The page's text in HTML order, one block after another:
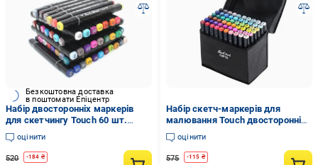
Безкоштовна доставка
в поштомати Епіцентр
Набір двосторонніх маркерів
для скетчингу Touch 60 шт.
(10133)
оцінити
520 -184 ₴
Набір скетч-маркерів для
малювання Touch двосторонні
на спиртовій основі 60 шт. (3-18-
22112235548/60)
оцінити
575 -115 ₴